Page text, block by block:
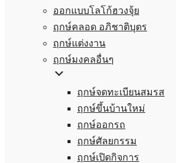
ออกแบบโลโก้ฮวงจุ้ย
ฤกษ์คลอด อภิชาติบุตร
ฤกษ์แต่งงาน
ฤกษ์มงคลอื่นๆ
ฤกษ์จดทะเบียนสมรส
ฤกษ์ขึ้นบ้านใหม่
ฤกษ์ออกรถ
ฤกษ์ศัลยกรรม
ฤกษ์เปิดกิจการ